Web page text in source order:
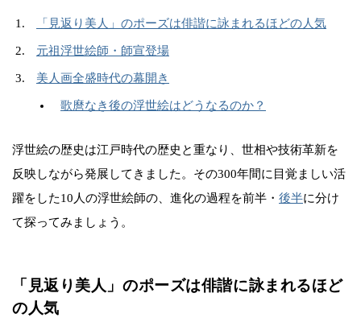
「見返り美人」のポーズは俳諧に詠まれるほどの人気
元祖浮世絵師・師宣登場
美人画全盛時代の幕開き
歌麿なき後の浮世絵はどうなるのか？
浮世絵の歴史は江戸時代の歴史と重なり、世相や技術革新を
反映しながら発展してきました。その300年間に目覚ましい活
躍をした10人の浮世絵師の、進化の過程を前半・ 後半に分け
て探ってみましょう。
「見返り美人」のポーズは俳諧に詠まれるほど
の人気